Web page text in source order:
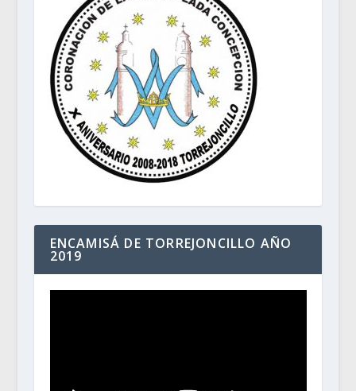
ENCAMISÁ DE TORREJONCILLO AÑO
2019